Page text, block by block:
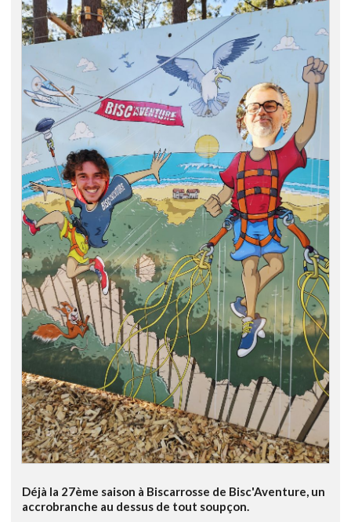
Déjà la 27ème saison à Biscarrosse de Bisc'Aventure, un
accrobranche au dessus de tout soupçon.